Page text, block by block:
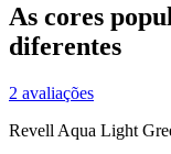
As cores
diferentes
2 avaliações
Revell Aqua Light